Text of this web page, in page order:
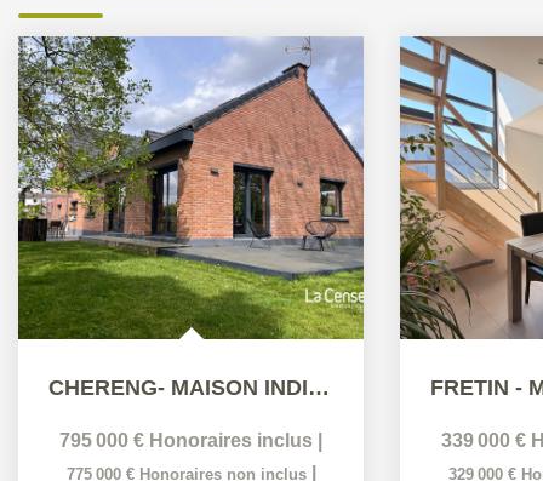
CHERENG- MAISON INDIVIDUELLE 4/5 CHAMBRES
795 000 € Honoraires inclus
775 000 € Honoraires non inclus
339 000 €
329 000 €